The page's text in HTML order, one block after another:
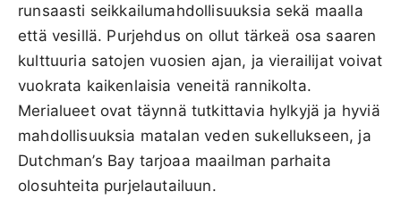
runsaasti seikkailumahdollisuuksia sekä maalla
että vesillä. Purjehdus on ollut tärkeä osa saaren
kulttuuria satojen vuosien ajan, ja vierailijat voivat
vuokrata kaikenlaisia veneitä rannikolta.
Merialueet ovat täynnä tutkittavia hylkyjä ja hyviä
mahdollisuuksia matalan veden sukellukseen, ja
Dutchman’s Bay tarjoaa maailman parhaita
olosuhteita purjelautailuun.